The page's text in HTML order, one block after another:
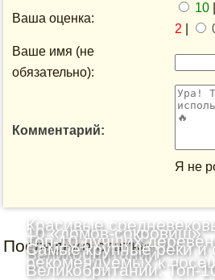
Ваша оценка:
10
2
Ваше имя (не
обязательно):
Комментарий:
Я не
Последние статьи
Красивые
Шотландии: Топ-10
10 «домов-сокровищ»
Великобритании
Топ-10 лучших
рекомендуемых к
Самые крупные реки и
Великобритании: Топ-